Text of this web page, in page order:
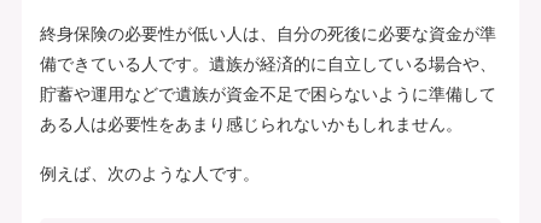
終身保険の必要性が低い人は、自分の死後に必要な資金が準
備できている人です。遺族が経済的に自立している場合や、
貯蓄や運用などで遺族が資金不足で困らないように準備して
ある人は必要性をあまり感じられないかもしれません。
例えば、次のような人です。